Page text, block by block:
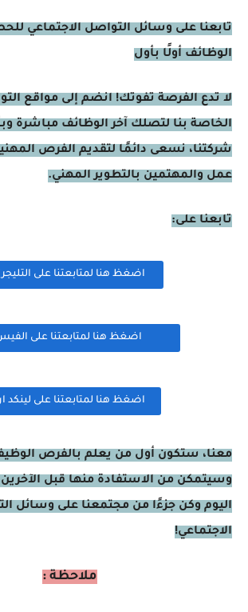
تابعنا على وسائل التواصل الاجتماعي
الوظائف أولًا بأول
لا تدع الفرصة تفوتك! انضم إلى مواقع
الخاصة بنا لتصلك آخر الوظائف مباشرة
شركتنا، نسعى دائمًا لتقديم الفرص
عمل والمهتمين بالتطوير المهني.
تابعنا على:
اضغظ هنا لمتابعتنا على
اضغظ هنا لمتابعتنا على
اضغظ هنا لمتابعتنا على لينكد
معنا، ستكون أول من يعلم بالفرص
وسيتمكن من الاستفادة منها قبل
اليوم وكن جزءًا من مجتمعنا على وسائل
الاجتماعي!
ملاحظة :